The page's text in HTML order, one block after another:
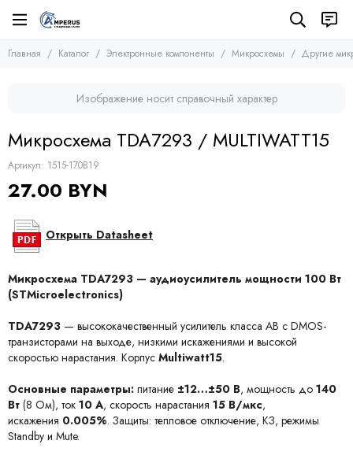
Электронные компоненты
Микросхемы
Микроконтроллеры
Другие микросхемы
Стабилизаторы
Транзисторы
Тиристоры и симисторы
Модули
Резисторы
Предохранители
Кварцевые резонаторы
Дроссели
Фоточувствительные элементы
Устройства защиты
Главная Каталог Электронные компоненты Микросхемы Другие
Изображение носит справочный характер
Микросхема TDA7293 / MULTIWATT15
Артикул: 1515-170B19
27.00 BYN
Открыть Datasheet
Микросхема TDA7293 — аудиоусилитель мощности 100 Вт
(STMicroelectronics)
TDA7293 — высококачественный усилитель класса AB с DMOS-
транзисторами на выходе, низкими искажениями и высокой
скоростью нарастания. Корпус Multiwatt15.
Основные параметры: питание ±12…±50 В, мощность до 140
Вт (8 Ом), ток 10 А, скорость нарастания 15 В/мкс,
искажения 0.005%. Защиты: тепловое отключение, КЗ, режимы
Standby и Mute.